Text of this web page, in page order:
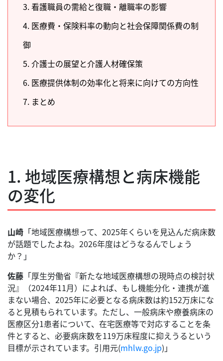
3. 看護職員の需給と復職・離職率の影響
4. 医療費・保険料率の動向と社会保障関係費の制
御
5. 介護士の展望と介護人材確保策
6. 医療提供体制の効率化と将来に向けての方向性
7. まとめ
1. 地域医療構想と病床機能
の変化
山崎 「地域医療構想って、2025年くらいを見込んだ病床数
が話題でしたよね。2026年度はどうなるんでしょう
か？」
佐藤 「厚生労働省『新たな地域医療構想の現時点の検討状
況』（2024年11月）によれば、もし機能分化・連携が進
まない場合、2025年に必要となる病床数は約152万床にな
ると見積もられています。ただし、一般病床や療養病床の
医療区分1患者について、在宅医療等で対応することを条
件とすると、必要病床数を119万床程度に抑えうるという
目標が示されています。引用元(mhlw.go.jp)」